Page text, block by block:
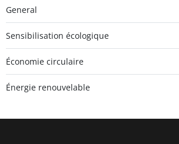
General
Sensibilisation écologique
Économie circulaire
Énergie renouvelable